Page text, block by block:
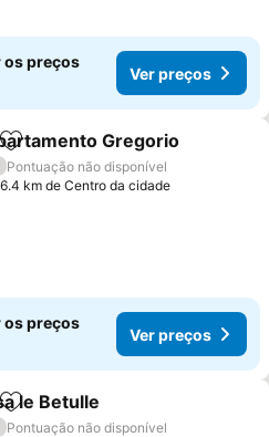
os preços
Ver preços
Adicionar aos favoritos
Gregorio
Pontuação não disponível
km de Centro da cidade
os preços
Ver preços
Adicionar aos favoritos
le Betulle
Pontuação não disponível